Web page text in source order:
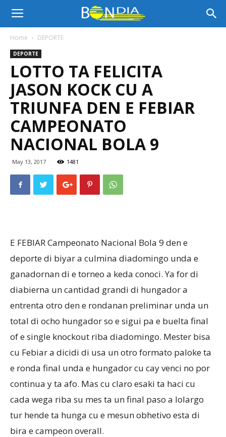
Bon
Dia
Aruba
Noticia
Aruba
Home DEPORTE
DEPORTE
LOTTO TA FELICITA
JASON KOCK CU A
TRIUNFA DEN E FEBIAR
CAMPEONATO
NACIONAL BOLA 9
May 13, 2017 1481
E FEBIAR Campeonato Nacional Bola 9 den e
deporte di biyar a culmina diadomingo unda e
ganadornan di e torneo a keda conoci. Ya for di
diabierna un cantidad grandi di hungador a
entrenta otro den e rondanan preliminar unda un
total di ocho hungador so e sigui pa e buelta final
of e single knockout riba diadomingo. Mester bisa
cu Febiar a dicidi di usa un otro formato paloke ta
e ronda final unda e hungador cu cay venci no por
continua y ta afo. Mas cu claro esaki ta haci cu
cada wega riba su mes ta un final paso a lolargo
tur hende ta hunga cu e mesun obhetivo esta di
bira e campeon overall.